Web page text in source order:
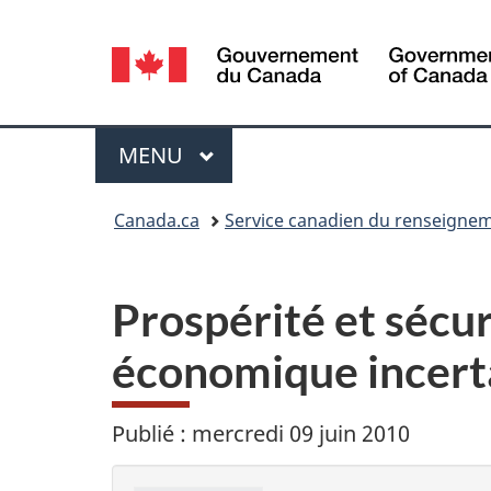
Sélection
de
la
langue
Menu
MENU PRINCIPAL
Canada.ca Service canadien du
Prospérité et
économique
Publié : mercredi 09 juin 2010